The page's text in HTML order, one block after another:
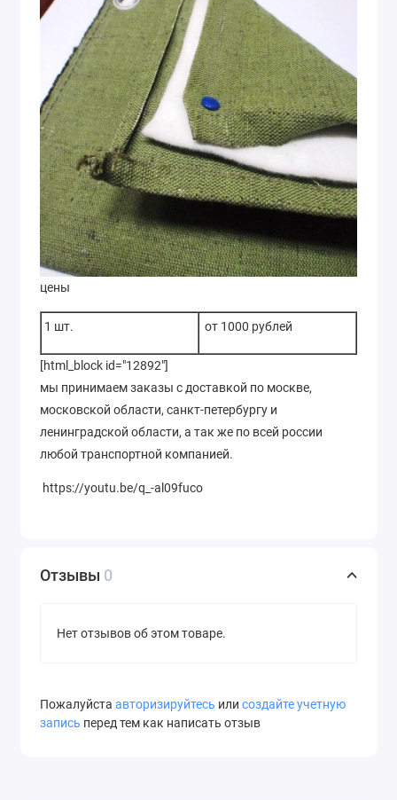
цены
1 шт. от 1000 рублей
[html_block id="12892"]
мы принимаем заказы с доставкой по москве,
московской области, санкт-петербургу и
ленинградской области, а так же по всей россии
любой транспортной компанией.
https://youtu.be/q_-al09fuco
Отзывы 0
Нет отзывов об этом товаре.
Пожалуйста авторизируйтесь или создайте учетную
запись перед тем как написать отзыв